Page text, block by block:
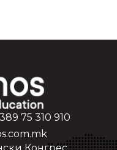
75 310 910
Конгрес,